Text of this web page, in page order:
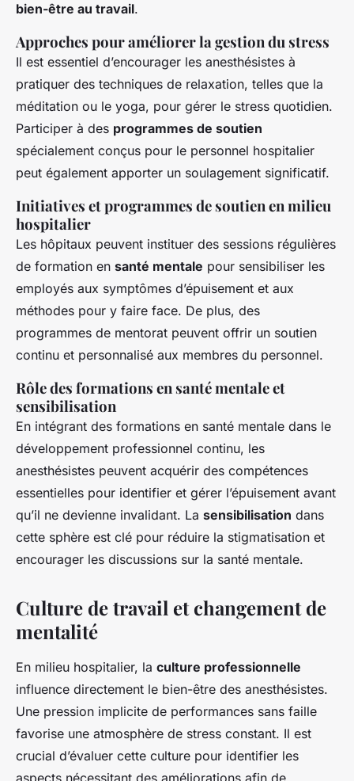
bien-être au travail.
Approches pour améliorer la gestion du stress
Il est essentiel d’encourager les anesthésistes à
pratiquer des techniques de relaxation, telles que la
méditation ou le yoga, pour gérer le stress quotidien.
Participer à des programmes de soutien
spécialement conçus pour le personnel hospitalier
peut également apporter un soulagement significatif.
Initiatives et programmes de soutien en milieu
hospitalier
Les hôpitaux peuvent instituer des sessions régulières
de formation en santé mentale pour sensibiliser les
employés aux symptômes d’épuisement et aux
méthodes pour y faire face. De plus, des
programmes de mentorat peuvent offrir un soutien
continu et personnalisé aux membres du personnel.
Rôle des formations en santé mentale et
sensibilisation
En intégrant des formations en santé mentale dans le
développement professionnel continu, les
anesthésistes peuvent acquérir des compétences
essentielles pour identifier et gérer l’épuisement avant
qu’il ne devienne invalidant. La sensibilisation dans
cette sphère est clé pour réduire la stigmatisation et
encourager les discussions sur la santé mentale.
Culture de travail et changement de
mentalité
En milieu hospitalier, la culture professionnelle
influence directement le bien-être des anesthésistes.
Une pression implicite de performances sans faille
favorise une atmosphère de stress constant. Il est
crucial d’évaluer cette culture pour identifier les